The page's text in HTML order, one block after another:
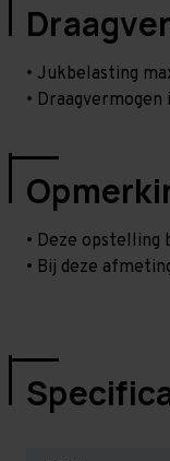
• Jukbelasting
•
• Deze opstelling
• Bij deze